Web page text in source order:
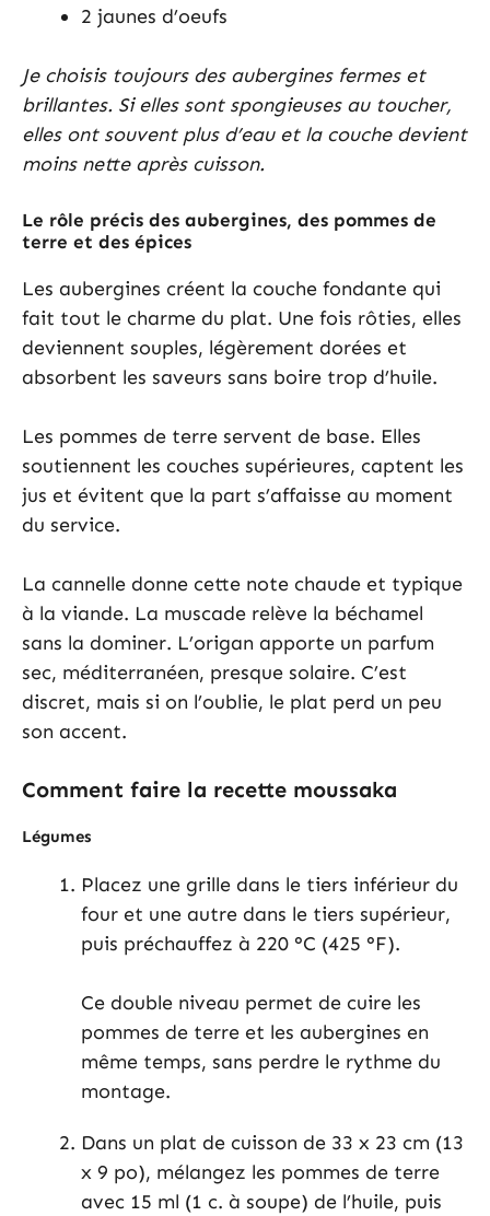
2 jaunes d’oeufs
Je choisis toujours des aubergines fermes et
brillantes. Si elles sont spongieuses au toucher,
elles ont souvent plus d’eau et la couche devient
moins nette après cuisson.
Le rôle précis des aubergines, des pommes de
terre et des épices
Les aubergines créent la couche fondante qui
fait tout le charme du plat. Une fois rôties, elles
deviennent souples, légèrement dorées et
absorbent les saveurs sans boire trop d’huile.
Les pommes de terre servent de base. Elles
soutiennent les couches supérieures, captent les
jus et évitent que la part s’affaisse au moment
du service.
La cannelle donne cette note chaude et typique
à la viande. La muscade relève la béchamel
sans la dominer. L’origan apporte un parfum
sec, méditerranéen, presque solaire. C’est
discret, mais si on l’oublie, le plat perd un peu
son accent.
Comment faire la recette moussaka
Légumes
Placez une grille dans le tiers inférieur du
four et une autre dans le tiers supérieur,
puis préchauffez à 220 °C (425 °F).
Ce double niveau permet de cuire les
pommes de terre et les aubergines en
même temps, sans perdre le rythme du
montage.
Dans un plat de cuisson de 33 x 23 cm (13
x 9 po), mélangez les pommes de terre
avec 15 ml (1 c. à soupe) de l’huile, puis